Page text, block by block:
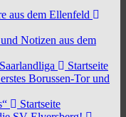
aus dem Ellenfeld
Notizen aus dem
Startseite
Borussen-Tor und
Startseite